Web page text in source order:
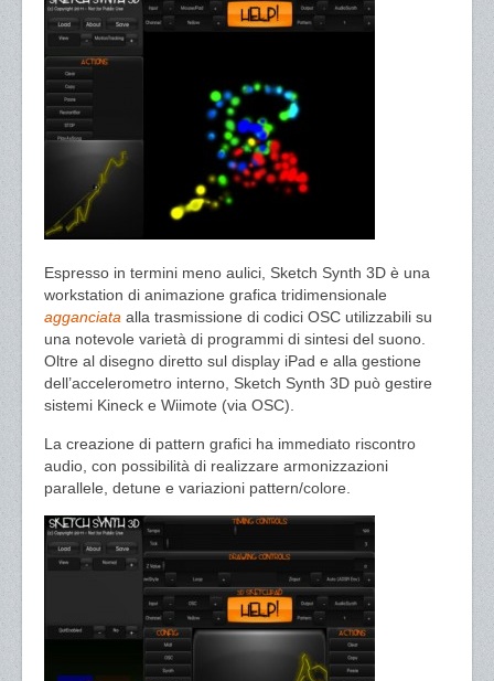
Espresso in termini meno aulici, Sketch Synth 3D è una
workstation di animazione grafica tridimensionale
agganciata alla trasmissione di codici OSC utilizzabili su
una notevole varietà di programmi di sintesi del suono.
Oltre al disegno diretto sul display iPad e alla gestione
dell’accelerometro interno, Sketch Synth 3D può gestire
sistemi Kineck e Wiimote (via OSC).
La creazione di pattern grafici ha immediato riscontro
audio, con possibilità di realizzare armonizzazioni
parallele, detune e variazioni pattern/colore.